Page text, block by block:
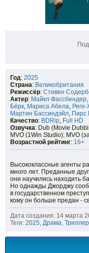
Год: 2025
Страна: Великобритания
Режиссёр: Стивен
Актер: Майкл Фассбендер,
Бёрк, Мариса Абела,
Мартин Бассиндэйл, Пирс
Качество: BDRip, Full HD
Озвучка: Dub (Movie
MVO (1Win Studio); MVO
Возрастной рейтинг: 16+
Высококлассные агенты
много лет. Преданные
они научились находить
Но однажды Джорджу
в государственном
кому он больше предан -
Дата создания: 14 марта
Теги: 2025, Драма, Триллер